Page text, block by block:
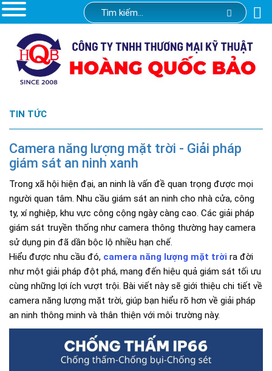
TIN TỨC
Camera năng lượng mặt trời - Giải pháp
giám sát an ninh xanh
Trong xã hội hiện đại, an ninh là vấn đề quan trọng được mọi
người quan tâm. Nhu cầu giám sát an ninh cho nhà cửa, công
ty, xí nghiệp, khu vực công cộng ngày càng cao. Các giải pháp
giám sát truyền thống như camera thông thường hay camera
sử dụng pin đã dần bộc lộ nhiều hạn chế.
Hiểu được nhu cầu đó, camera năng lượng mặt trời ra đời
như một giải pháp đột phá, mang đến hiệu quả giám sát tối ưu
cùng những lợi ích vượt trội. Bài viết này sẽ giới thiệu chi tiết về
camera năng lượng mặt trời, giúp bạn hiểu rõ hơn về giải pháp
an ninh thông minh và thân thiện với môi trường này.